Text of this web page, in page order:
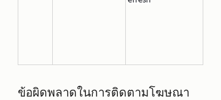
ข้อผิดพลาดในการติดตามโฆษณา